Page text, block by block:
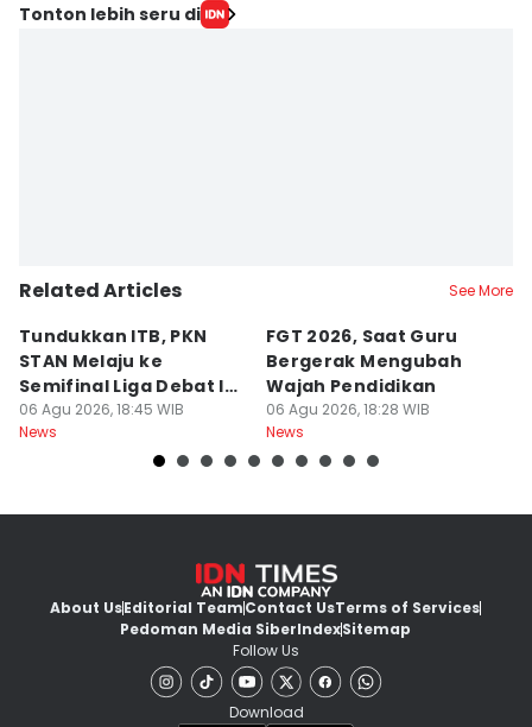
Tonton lebih seru di
Related Articles See More
Tundukkan ITB, PKN
STAN Melaju ke
Semifinal Liga Debat IDN
Times 2026
06 Agu 2026, 18:45 WIB
News
FGT 2026, Saat Guru
Bergerak Mengubah
Wajah Pendidikan
06 Agu 2026, 18:28 WIB
News
About UsEditorial TeamContact UsTerms of Services
Pedoman Media SiberIndexSitemap
Follow Us
Download